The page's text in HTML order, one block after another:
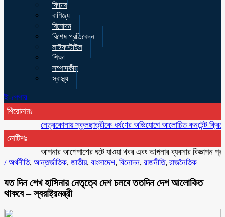
ফিচার
বাণিজ্য
বিনোদন
বিশেষ প্রতিবেদন
লাইফস্টাইল
শিক্ষা
সম্পাদকীয়
স্বাস্থ্য
ই-পেপার
শিরোনামঃ
নেত্রকোনায় স্কুলছাত্রীকে ধর্ষণের অভিযোগে আলোচিত কনটেন্ট ক্রিয়েটর
নোটিশঃ
আপনার আশেপাশের ঘটে যাওয়া খবর এবং আপনার ব্যবসার বিজ্ঞাপন প্রচারের
/ অর্থনীতি, আন্তর্জাতিক, জাতীয়, বাংলাদেশ, বিনোদন, রাজনীতি, রাজনৈতিক
যত দিন শেখ হাসিনার নেতৃত্বে দেশ চলবে ততদিন দেশ আলোকিত
থাকবে – স্বরাষ্ট্রমন্ত্রী